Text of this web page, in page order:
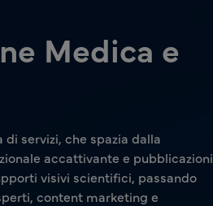
Medica e
servizi, che spazia dalla
accattivante e pubblicazioni
visivi scientifici, passando
content marketing e